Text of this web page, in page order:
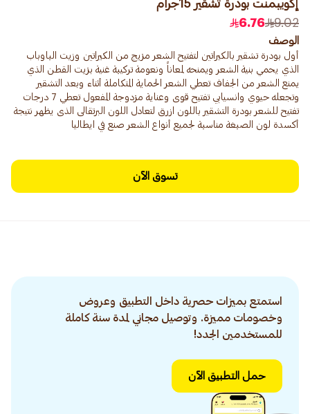
إكويبمنت بودرة تشقير 15جرام
9.02
6.76
الوصف
أول بودرة تشقير بالكيراتين لتفتيح الشعر مزيج من الكيراتين وزيت الباوباب
الذي يحمي بنية الشعر ويمنحه لمعاناً ونعومة تركيبة غنية بزيت القطن الذي
يمنع الشعر من الجفاف تعطي الشعر الحماية المتكاملة أثناء وبعد التشقير
وتجعله حيوي وانسيابي تفتيح قوى وعناية مزدوجة المفعول تعطي 7 درجات
تفتيح للشعر بودرة التشقير باللون ازرق لتعادل اللون البرتقالى الذى يظهر نتيجة
أكسدة لون الصبغة مناسبة لجميع أنواع الشعر صنع في ايطاليا
تسوق الآن
استمتع بميزات حصرية داخل التطبيق وعروض
وخصومات مميزة. وتوصيل مجاني لمدة سنة كاملة
للمستخدمين الجدد!
حمل التطبيق الآن